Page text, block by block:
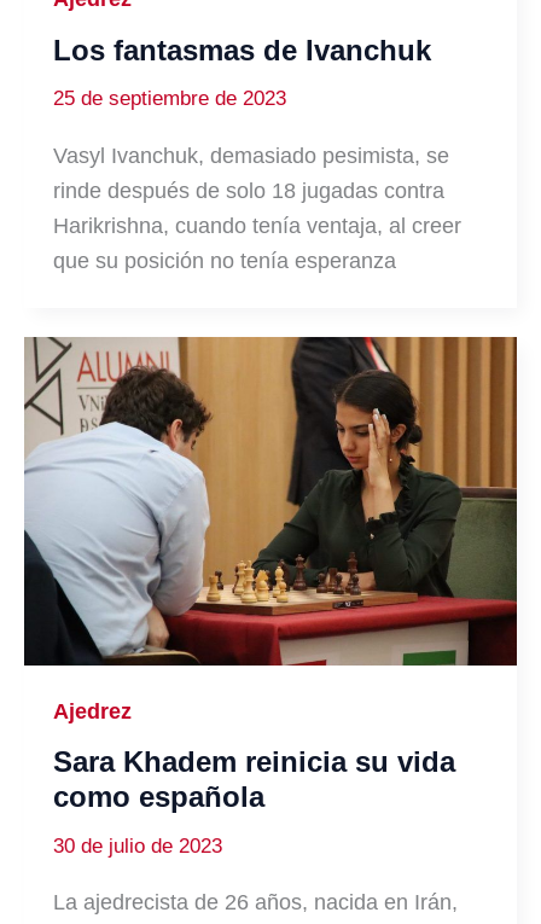
Los fantasmas de Ivanchuk
25 de septiembre de 2023
Vasyl Ivanchuk, demasiado pesimista, se
rinde después de solo 18 jugadas contra
Harikrishna, cuando tenía ventaja, al creer
que su posición no tenía esperanza
Ajedrez
Sara Khadem reinicia su vida
como española
30 de julio de 2023
La ajedrecista de 26 años, nacida en Irán,